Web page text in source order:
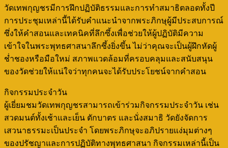
วัดเทพกุญชรมีการฝึกปฏิบัติธรรมและการทำสมาธิตลอดทั้งปี
การประชุมเหล่านี้ได้รับคำแนะนำจากพระภิกษุผู้มีประสบการณ์
ซึ่งให้คำสอนและเทคนิคที่ลึกซึ้งเพื่อช่วยให้ผู้ปฏิบัติมีความ
เข้าใจในพระพุทธศาสนาลึกซึ้งยิ่งขึ้น ไม่ว่าคุณจะเป็นผู้ฝึกหัดผู้
ช่ำชองหรือมือใหม่ สภาพแวดล้อมที่ครอบคลุมและสนับสนุน
ของวัดช่วยให้แน่ใจว่าทุกคนจะได้รับประโยชน์จากคำสอน
กิจกรรมประจำวัน
ผู้เยี่ยมชมวัดเทพกุญชรสามารถเข้าร่วมกิจกรรมประจำวัน เช่น
สวดมนต์ทั้งเช้าและเย็น ตักบาตร และนั่งสมาธิ วัดยังจัดการ
เสวนาธรรมะเป็นประจำ โดยพระภิกษุจะอภิปรายแง่มุมต่างๆ
ของปรัชญาและการปฏิบัติทางพุทธศาสนา กิจกรรมเหล่านี้เป็น